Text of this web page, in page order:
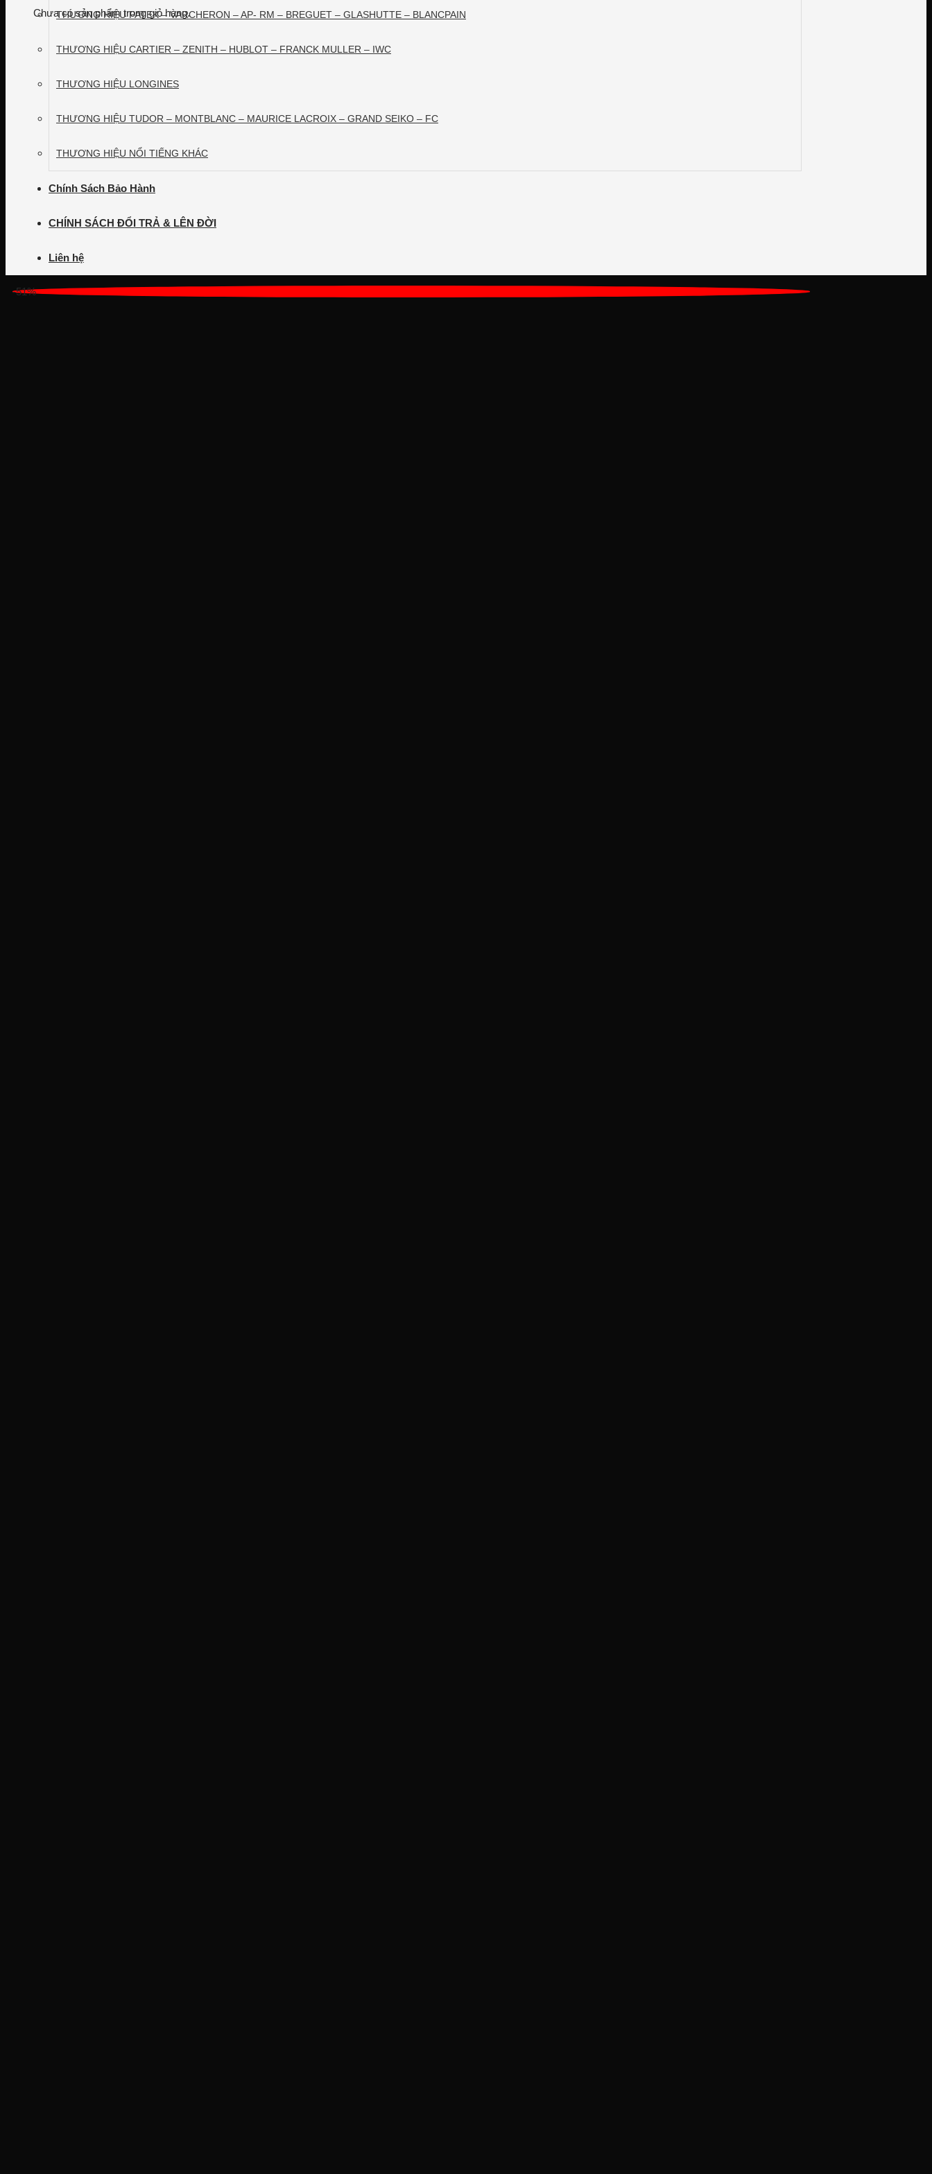
Chưa có sản phẩm trong giỏ hàng.
THƯƠNG HIỆU PATEK – VARCHERON – AP- RM – BREGUET – GLASHUTTE – BLANCPAIN
THƯƠNG HIỆU CARTIER – ZENITH – HUBLOT – FRANCK MULLER – IWC
THƯƠNG HIỆU LONGINES
THƯƠNG HIỆU TUDOR – MONTBLANC – MAURICE LACROIX – GRAND SEIKO – FC
THƯƠNG HIỆU NỔI TIẾNG KHÁC
Chính Sách Bảo Hành
CHÍNH SÁCH ĐỔI TRẢ & LÊN ĐỜI
Liên hệ
-51%